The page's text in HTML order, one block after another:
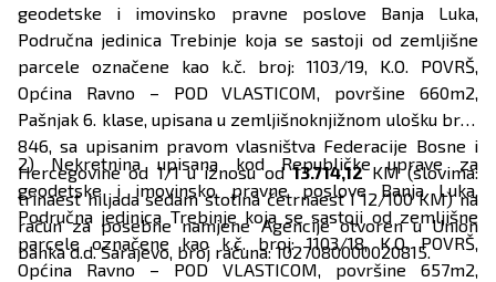
geodetske i imovinsko pravne poslove Banja Luka,
Područna jedinica Trebinje koja se sastoji od zemljišne
parcele označene kao k.č. broj: 1103/19, K.O. POVRŠ,
Općina Ravno – POD VLASTICOM, površine 660m2,
Pašnjak 6. klase, upisana u zemljišnoknjižnom ulošku broj:
846, sa upisanim pravom vlasništva Federacije Bosne i
Hercegovine od 1/1 u iznosu od13.714,12KM (slovima:
trinaest hiljada sedam stotina četrnaest i 12/100 KM) na
račun za posebne namjene Agencije otvoren u Union
banka d.d. Sarajevo, broj računa: 1027080000020815.
2) Nekretnina upisana kod Republičke uprave za
geodetske i imovinsko pravne poslove Banja Luka,
Područna jedinica Trebinje koja se sastoji od zemljišne
parcele označene kao k.č. broj: 1103/18, K.O. POVRŠ,
Općina Ravno – POD VLASTICOM, površine 657m2,